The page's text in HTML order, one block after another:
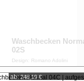
Waschbecken
02S
Design: Romano Adolini
ab: 248,19 €